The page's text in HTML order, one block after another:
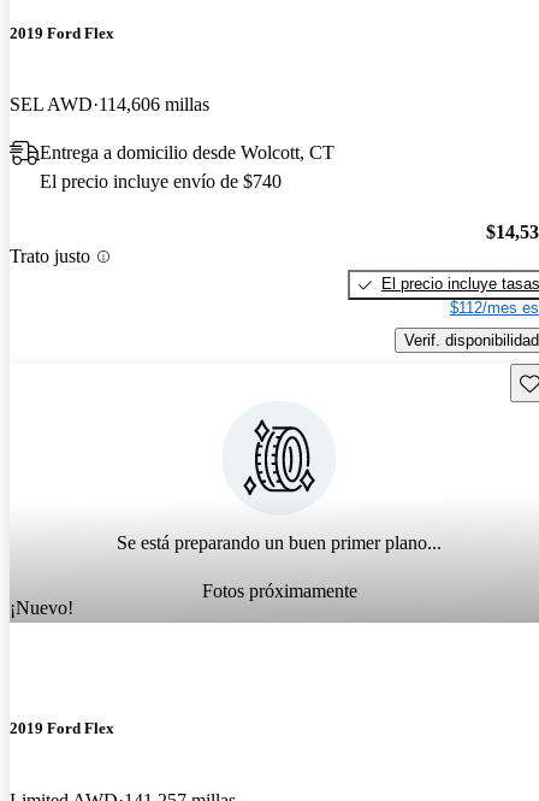
2019 Ford Flex
SEL AWD 114,606 millas
Entrega a domicilio desde Wolcott, CT
El precio incluye envío de $740
Trato justo
El precio incluye tasas
$112/mes
Verif. disponibilidad
Se está preparando un buen primer plano...
Fotos próximamente
¡Nuevo!
2019 Ford Flex